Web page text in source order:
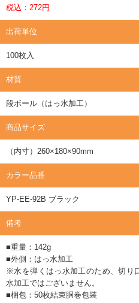
税込：272円
出荷単位
100枚入
材質
段ボール（はっ水加工）
商品サイズ
（内寸）260×180×90mm
カラー品番
YP-EE-92B ブラック
備考
■重量：142g
■外側：はっ水加工
※水を弾くはっ水加工のため、切り
水加工ではございません。
■梱包：50枚結束胴巻包装